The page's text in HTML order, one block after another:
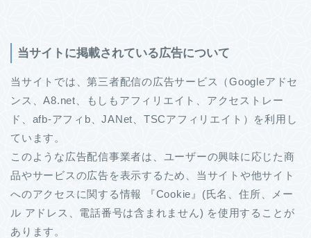
当サイトに掲載されている広告について
当サイトでは、第三者配信の広告サービス（Googleアドセ
ンス、A8.net、もしもアフィリエイト、アクセストレー
ド、afb-アフィb、JANet、TSCアフィリエイト）を利用し
ています。
このような広告配信事業者は、ユーザーの興味に応じた商
品やサービスの広告を表示するため、当サイトや他サイト
へのアクセスに関する情報 『Cookie』(氏名、住所、メー
ル アドレス、電話番号は含まれません) を使用することが
あります。